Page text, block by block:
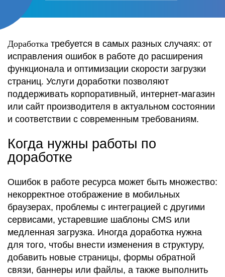
Доработка требуется в самых разных случаях: от
исправления ошибок в работе до расширения
функционала и оптимизации скорости загрузки
страниц. Услуги доработки позволяют
поддерживать корпоративный, интернет-магазин
или сайт производителя в актуальном состоянии
и соответствии с современным требованиям.
Когда нужны работы по
доработке
Ошибок в работе ресурса может быть множество:
некорректное отображение в мобильных
браузерах, проблемы с интеграцией с другими
сервисами, устаревшие шаблоны CMS или
медленная загрузка. Иногда доработка нужна
для того, чтобы внести изменения в структуру,
добавить новые страницы, формы обратной
связи, баннеры или файлы, а также выполнить